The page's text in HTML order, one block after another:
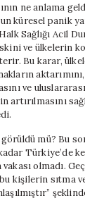
ne anlama
küresel panik
Sağlığı Acil
ve ülkelerin
Bu karar,
aktarımını,
ve
artırılmasını
mü? Bu
Türkiye’de
olmadı.
kişilerin sıtma